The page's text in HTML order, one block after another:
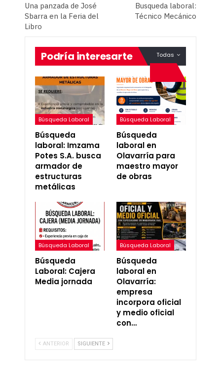
Una panzada de José
Sbarra en la Feria del
Libro
Busqueda laboral:
Técnico Mecánico
Todas
Podría interesarte
Búsqueda Laboral
Búsqueda
laboral: Imzama
Potes S.A. busca
armador de
estructuras
metálicas
Búsqueda Laboral
Búsqueda
laboral en
Olavarría para
maestro mayor
de obras
Búsqueda Laboral
Búsqueda
Laboral: Cajera
Media jornada
Búsqueda Laboral
Búsqueda
laboral en
Olavarría:
empresa
incorpora oficial
y medio oficial
con…
ANTERIOR SIGUIENTE